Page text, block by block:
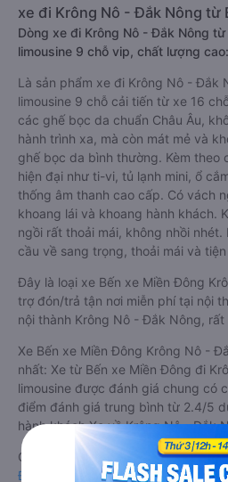
xe đi Krông Nô - Đắk Nông từ
Dòng xe đi Krông Nô - Đắk Nông
limousine 9 chỗ vip, chất lượng
Là sản phẩm xe đi Krông Nô - Đắk
limousine 9 chỗ cải tiến từ xe 16
các ghế bọc da chuẩn Châu Âu,
hành trình xa, mà còn mát mẻ và
ghế bọc da bình thường. Kèm theo
hiện đại như ti-vi, tủ lạnh mini, ổ
thống âm thanh cao cấp. Có vách
khoang lái và khoang hành khách.
ngồi rất thoải mái, không nhồi
cầu về sang trọng, thoải mái và
Đây là loại xe Bến xe Miền Đông
trợ đón/trả tận nơi miễn phí tại nội
nội thành Krông Nô - Đắk Nông,
Xe Bến xe Miền Đông Krông Nô -
nhất: Xe từ Bến xe Miền Đông đi
limousine được đánh giá chung có
điểm đánh giá trung bình từ 2.4/5
hành khách Xe về Krông Nô - Đắk
Giá vé
xe limousine đi Krông Nô -
Đông
rẻ nhất là 280000VND của